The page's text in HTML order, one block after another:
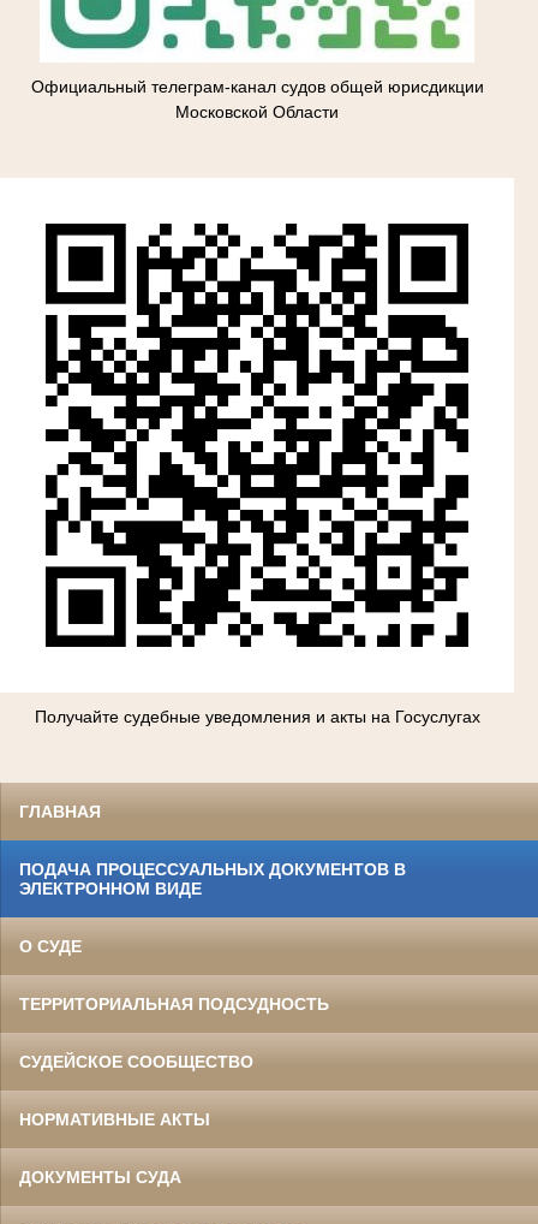
Официальный телеграм-канал судов общей юрисдикции
Московской Области
Получайте судебные уведомления и акты на Госуслугах
ГЛАВНАЯ
ПОДАЧА ПРОЦЕССУАЛЬНЫХ ДОКУМЕНТОВ В
ЭЛЕКТРОННОМ ВИДЕ
О СУДЕ
ТЕРРИТОРИАЛЬНАЯ ПОДСУДНОСТЬ
СУДЕЙСКОЕ СООБЩЕСТВО
НОРМАТИВНЫЕ АКТЫ
ДОКУМЕНТЫ СУДА